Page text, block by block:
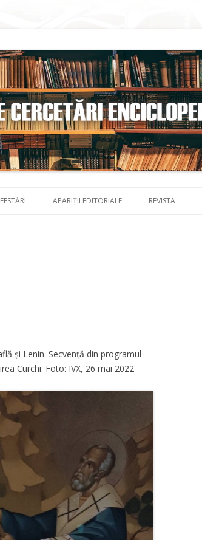
APARIȚII EDITORIALE REVISTA
și Lenin. Secvență din programul
Curchi. Foto: IVX, 26 mai 2022